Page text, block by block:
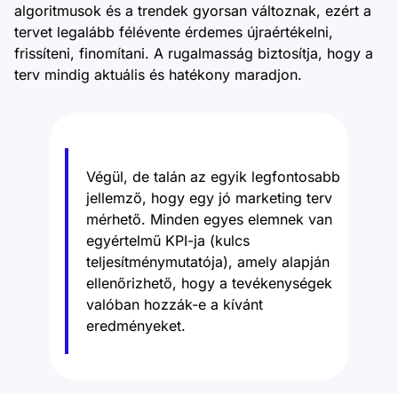
algoritmusok és a trendek gyorsan változnak, ezért a
tervet legalább félévente érdemes újraértékelni,
frissíteni, finomítani. A rugalmasság biztosítja, hogy a
terv mindig aktuális és hatékony maradjon.
Végül, de talán az egyik legfontosabb
jellemző, hogy egy jó marketing terv
mérhető. Minden egyes elemnek van
egyértelmű KPI-ja (kulcs
teljesítménymutatója), amely alapján
ellenőrizhető, hogy a tevékenységek
valóban hozzák-e a kívánt
eredményeket.